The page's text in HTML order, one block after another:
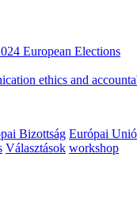
European Elections
ethics and
Bizottság Európai Unió
Választások workshop